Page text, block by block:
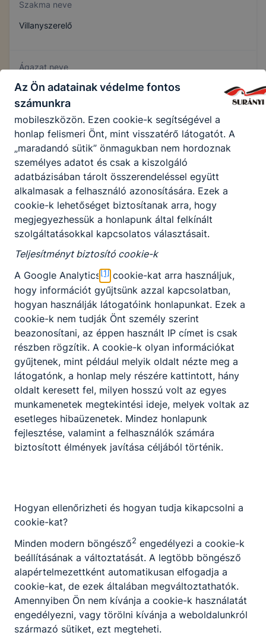
Szakma neve
Villanyszerelő
Ágazat neve
Elektronika és elektrotechnika
Szakmajegyzék száma
407130407
Képzés időtartama
3 év
Választható szakmairányok:
Épületvillamosság
Villamoshálózat
Villamos készülék és berendezésszerelő
KKK/PTT
KKK letöltése (pdf)
PTT letöltése (pdf)
Okleveles technikusképzés
Nem
Előjelentkezés
Elektronika és elektrotechnika ágazat képzése,
amely szakképzettség megszerzésével zárul.
Lehetséges szakmairányok: Épületvillamosság
szakmairány, Villamoshálózat szakmairány,
Villamos készülék és berendezésszerelő
szakmairány.
A villanyszerelő épületek, létesítmények és
hálózatok hagyományos és intelligens villamos és
napelemes rendszerének kialakítását végző
szakember. Az ipari és kommunális létesítmények
villamos berendezésének szerelése során
berendezést szerel, javít. Feladatkörébe tartozik a
villamos ellenőrző mérések, vizsgálatok és
beállítások elvégzése is.
Ajánlott mindazon ﬁatalok számára, akiket
nemcsak vonz a villamosság, de készek a felelős
munkavégzésre egy olyan szakmában, amely
napjainkra rendkívül felértékelődött. A szakma jó
perspektívát és változatos feladatokat kínál.
Az Ön adatainak védelme fontos
számunkra
törlődnek a számítógépéről. Ezen cookie-k
alkalmazása nélkül nem tudjuk garantálni Önnek
cookie)
A "maradandó sütik" a honlap elhagyását követően
is tárolódnak a számítógépen, notebookon vagy
mobileszközön. Ezen cookie-k segítségével a
honlap felismeri Önt, mint visszatérő látogatót. A
„maradandó sütik” önmagukban nem hordoznak
személyes adatot és csak a kiszolgáló
adatbázisában tárolt összerendeléssel együtt
alkalmasak a felhasználó azonosítására. Ezek a
cookie-k lehetőséget biztosítanak arra, hogy
megjegyezhessük a honlapunk által felkínált
szolgáltatásokkal kapcsolatos választásait.
Teljesítményt biztosító cookie-k
A Google Analytics[1] cookie-kat arra használjuk,
hogy információt gyűjtsünk azzal kapcsolatban,
hogyan használják látogatóink honlapunkat. Ezek a
cookie-k nem tudják Önt személy szerint
beazonosítani, az éppen használt IP címet is csak
részben rögzítik. A cookie-k olyan információkat
gyűjtenek, mint például melyik oldalt nézte meg a
látogatónk, a honlap mely részére kattintott, hány
oldalt keresett fel, milyen hosszú volt az egyes
munkamenetek megtekintési ideje, melyek voltak az
esetleges hibaüzenetek. Mindez honlapunk
fejlesztése, valamint a felhasználók számára
biztosított élmények javítása céljából történik.
Hogyan ellenőrizheti és hogyan tudja kikapcsolni a
cookie-kat?
Minden modern böngésző2 engedélyezi a cookie-k
beállításának a változtatását. A legtöbb böngésző
alapértelmezettként automatikusan elfogadja a
cookie-kat, de ezek általában megváltoztathatók.
Amennyiben Ön nem kívánja a cookie-k használatát
engedélyezni, vagy törölni kívánja a weboldalunkról
származó sütiket, ezt megteheti.